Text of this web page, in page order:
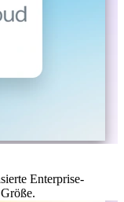
Enterprise-